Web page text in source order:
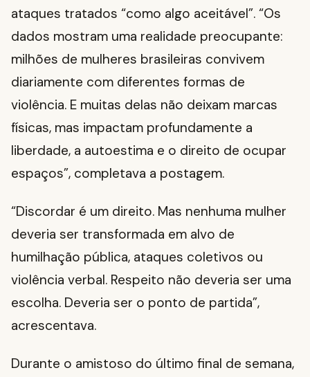
ataques tratados “como algo aceitável”. “Os
dados mostram uma realidade preocupante:
milhões de mulheres brasileiras convivem
diariamente com diferentes formas de
violência. E muitas delas não deixam marcas
físicas, mas impactam profundamente a
liberdade, a autoestima e o direito de ocupar
espaços”, completava a postagem.
“Discordar é um direito. Mas nenhuma mulher
deveria ser transformada em alvo de
humilhação pública, ataques coletivos ou
violência verbal. Respeito não deveria ser uma
escolha. Deveria ser o ponto de partida”,
acrescentava.
Durante o amistoso do último final de semana,